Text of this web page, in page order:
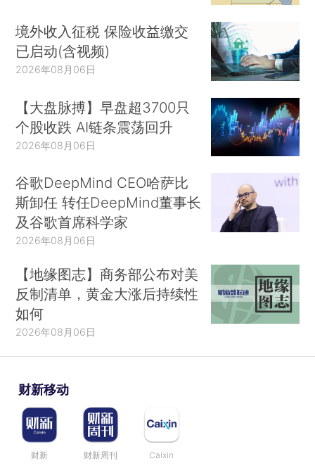
境外收入征税 保险收益缴交
已启动(含视频)
2026年08月06日
【大盘脉搏】早盘超3700只
个股收跌 AI链条震荡回升
2026年08月06日
谷歌DeepMind CEO哈萨比
斯卸任 转任DeepMind董事长
及谷歌首席科学家
2026年08月06日
【地缘图志】商务部公布对美
反制清单，黄金大涨后持续性
如何
2026年08月06日
财新移动
财新 财新周刊 Caixin